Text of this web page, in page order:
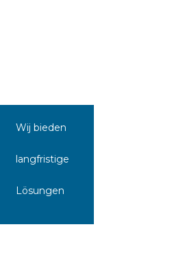
Wij bieden
langfristige
Lösungen